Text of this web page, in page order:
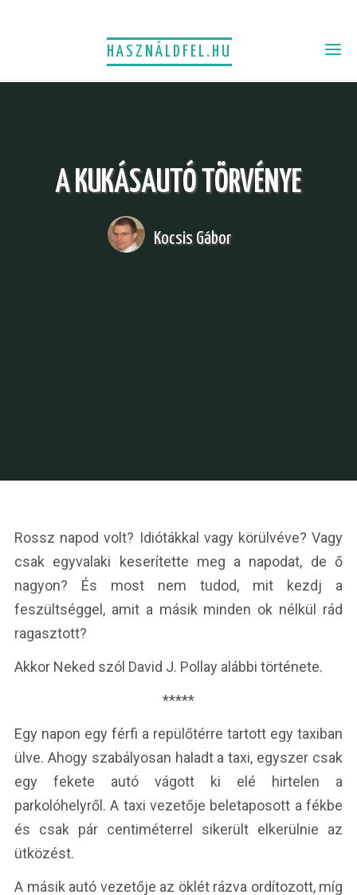
HASZNÁLDFEL.HU
A KUKÁSAUTÓ TÖRVÉNYE
Kocsis Gábor
Rossz napod volt? Idiótákkal vagy körülvéve? Vagy
csak egyvalaki keserítette meg a napodat, de ő
nagyon? És most nem tudod, mit kezdj a
feszültséggel, amit a másik minden ok nélkül rád
ragasztott?
Akkor Neked szól David J. Pollay alábbi története.
*****
Egy napon egy férfi a repülőtérre tartott egy taxiban
ülve. Ahogy szabályosan haladt a taxi, egyszer csak
egy fekete autó vágott ki elé hirtelen a
parkolóhelyről. A taxi vezetője beletaposott a fékbe
és csak pár centiméterrel sikerült elkerülnie az
ütközést.
A másik autó vezetője az öklét rázva ordítozott, míg